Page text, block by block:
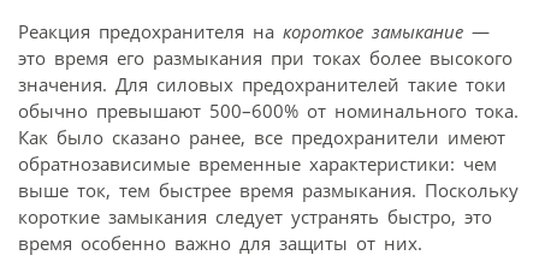
Реакция предохранителя на короткое замыкание —
это время его размыкания при токах более высокого
значения. Для силовых предохранителей такие токи
обычно превышают 500–600% от номинального тока.
Как было сказано ранее, все предохранители имеют
обратнозависимые временные характеристики: чем
выше ток, тем быстрее время размыкания. Поскольку
короткие замыкания следует устранять быстро, это
время особенно важно для защиты от них.